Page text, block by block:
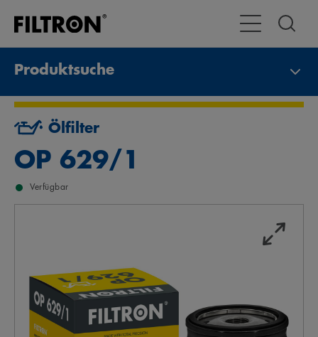
Toggle
Produktsuche
Ölfilter
OP 629/1
Verfügbar